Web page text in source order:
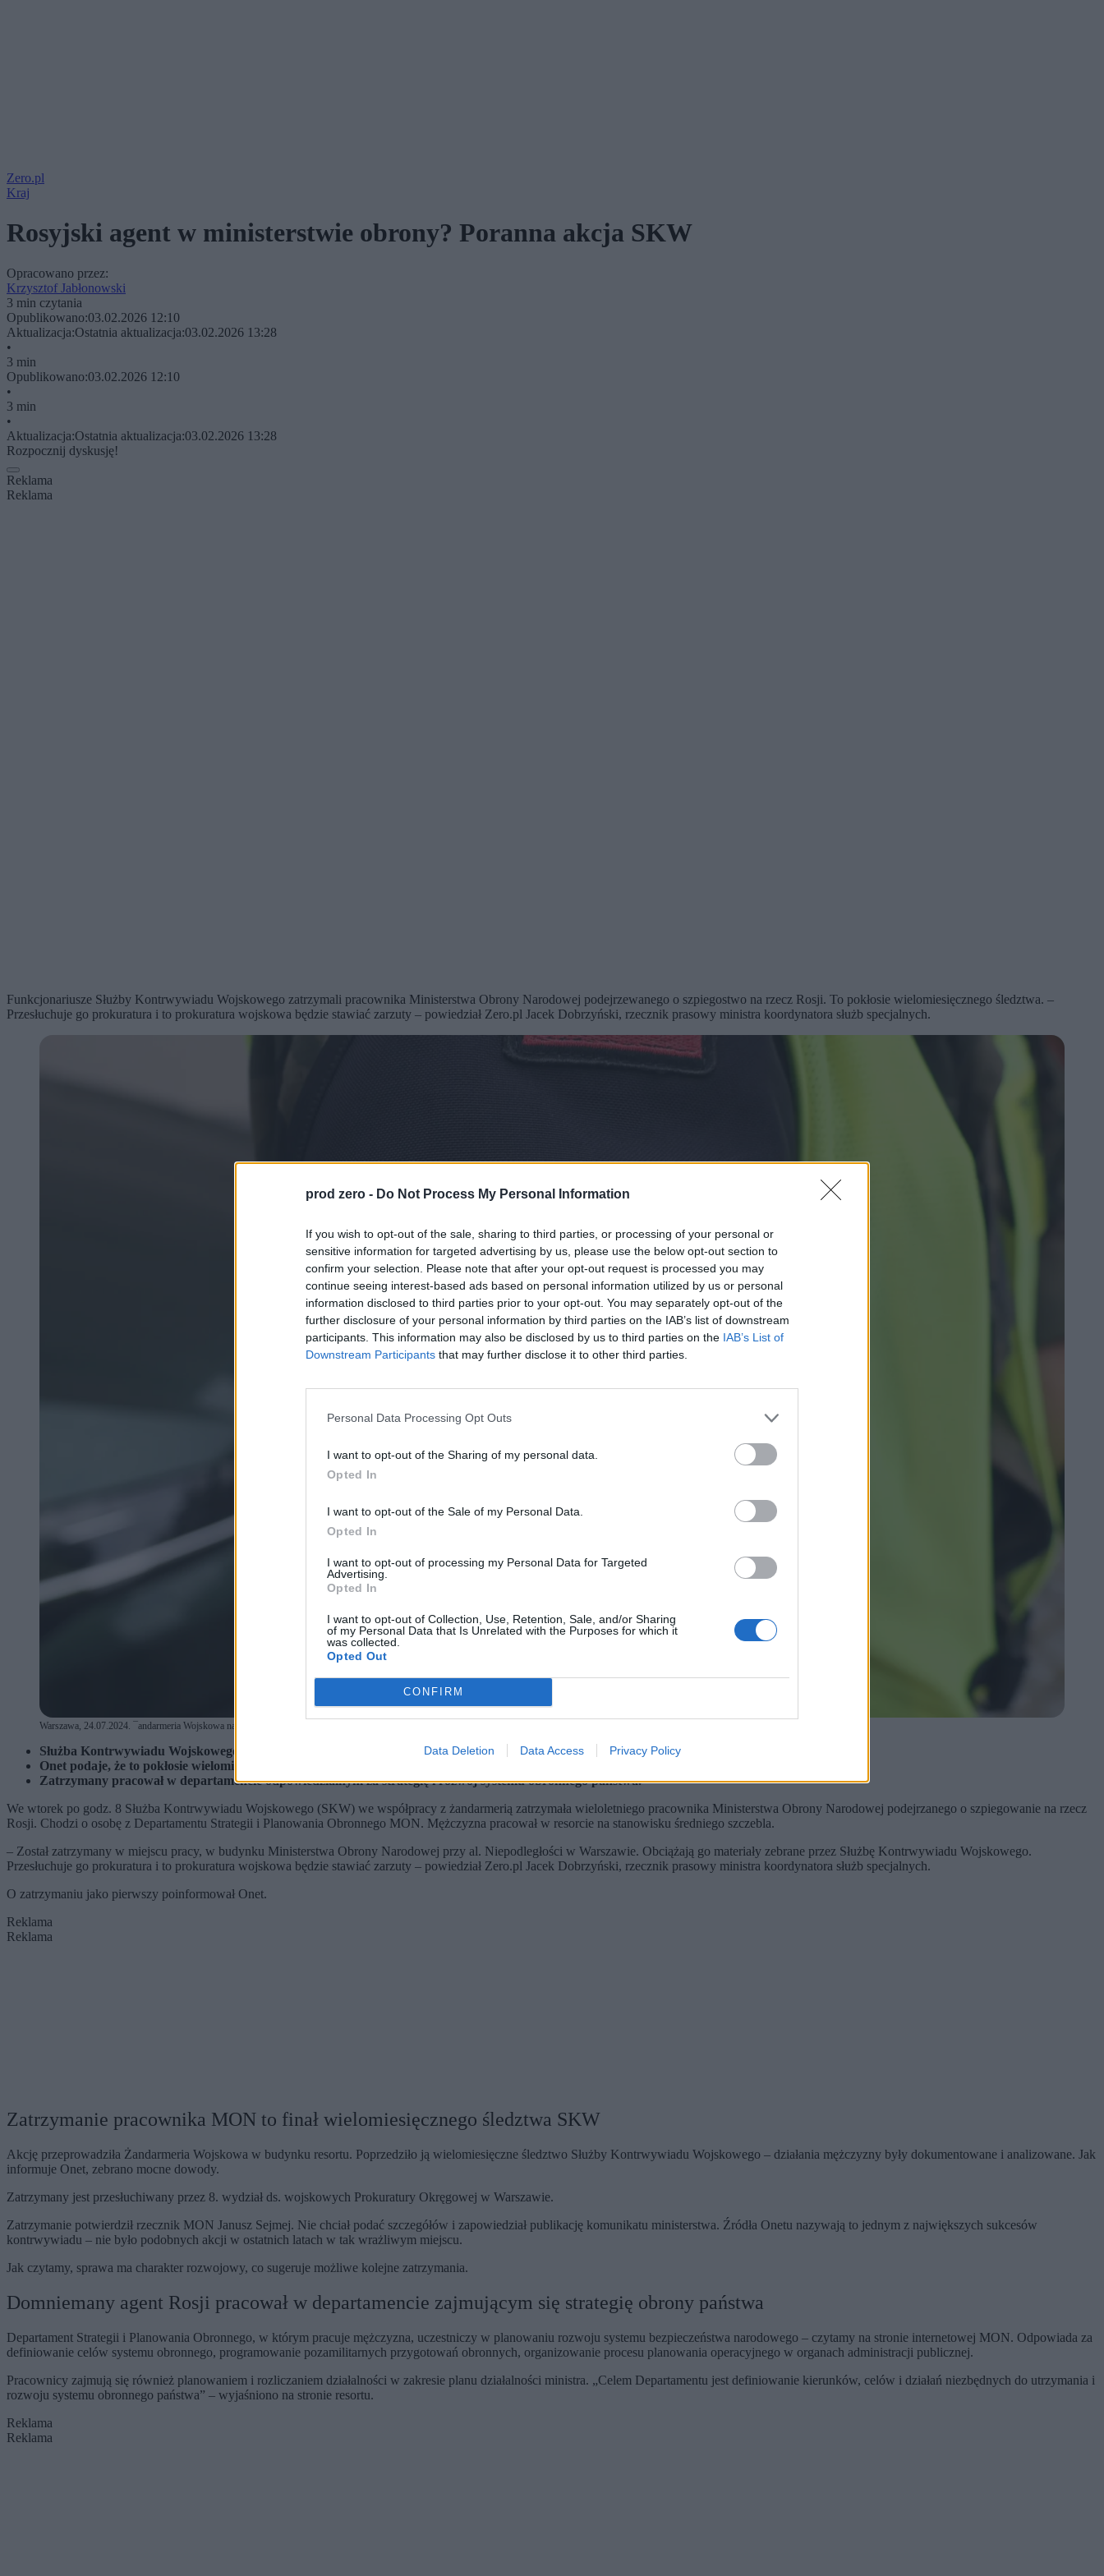
prod zero - Do Not Process My Personal Information
If you wish to opt-out of the sale, sharing to third parties, or processing of your personal or
sensitive information for targeted advertising by us, please use the below opt-out section to
confirm your selection. Please note that after your opt-out request is processed you may
continue seeing interest-based ads based on personal information utilized by us or personal
information disclosed to third parties prior to your opt-out. You may separately opt-out of the
further disclosure of your personal information by third parties on the IAB’s list of downstream
participants. This information may also be disclosed by us to third parties on the IAB’s List of
Downstream Participants that may further disclose it to other third parties.
Personal Data Processing Opt Outs
I want to opt-out of the Sharing of my personal data.
Opted In
I want to opt-out of the Sale of my Personal Data.
Opted In
I want to opt-out of processing my Personal Data for Targeted
Advertising.
Opted In
I want to opt-out of Collection, Use, Retention, Sale, and/or Sharing
of my Personal Data that Is Unrelated with the Purposes for which it
was collected.
Opted Out
CONFIRM
Data Deletion Data Access Privacy Policy
Zero.pl
Kraj
Rosyjski agent w ministerstwie obrony? Poranna akcja SKW
Opracowano przez:
Krzysztof Jabłonowski
3 min czytania
Opublikowano:03.02.2026 12:10
Aktualizacja:Ostatnia aktualizacja:03.02.2026 13:28
•
3 min
Opublikowano:03.02.2026 12:10
•
3 min
•
Aktualizacja:Ostatnia aktualizacja:03.02.2026 13:28
Rozpocznij dyskusję!
Reklama
Reklama
Funkcjonariusze Służby Kontrwywiadu Wojskowego zatrzymali pracownika Ministerstwa Obrony Narodowej podejrzewanego o szpiegostwo na rzecz Rosji. To pokłosie wielomiesięcznego śledztwa. –
Przesłuchuje go prokuratura i to prokuratura wojskowa będzie stawiać zarzuty – powiedział Zero.pl Jacek Dobrzyński, rzecznik prasowy ministra koordynatora służb specjalnych.
Warszawa, 24.07.2024. ¯andarmeria Wojskowa na jednej z ulic w Warszawie, 24 bm. (az/zkoc) PAP/ Albert Zawada
Służba Kontrwywiadu Wojskowego zatrzymała pracownika Ministerstwa Obrony Narodowej podejrzewanego o szpiegostwo na rzecz Rosji.
Onet podaje, że to pokłosie wielomiesięcznego śledztwa. SKW miało zebrać mocne dowody przeciw mężczyźnie.
Zatrzymany pracował w departamencie odpowiedzialnym za strategię i rozwój systemu obronnego państwa.
We wtorek po godz. 8 Służba Kontrwywiadu Wojskowego (SKW) we współpracy z żandarmerią zatrzymała wieloletniego pracownika Ministerstwa Obrony Narodowej podejrzanego o szpiegowanie na rzecz
Rosji. Chodzi o osobę z Departamentu Strategii i Planowania Obronnego MON. Mężczyzna pracował w resorcie na stanowisku średniego szczebla.
– Został zatrzymany w miejscu pracy, w budynku Ministerstwa Obrony Narodowej przy al. Niepodległości w Warszawie. Obciążają go materiały zebrane przez Służbę Kontrwywiadu Wojskowego.
Przesłuchuje go prokuratura i to prokuratura wojskowa będzie stawiać zarzuty – powiedział Zero.pl Jacek Dobrzyński, rzecznik prasowy ministra koordynatora służb specjalnych.
O zatrzymaniu jako pierwszy poinformował Onet.
Reklama
Reklama
Zatrzymanie pracownika MON to finał wielomiesięcznego śledztwa SKW
Akcję przeprowadziła Żandarmeria Wojskowa w budynku resortu. Poprzedziło ją wielomiesięczne śledztwo Służby Kontrwywiadu Wojskowego – działania mężczyzny były dokumentowane i analizowane. Jak
informuje Onet, zebrano mocne dowody.
Zatrzymany jest przesłuchiwany przez 8. wydział ds. wojskowych Prokuratury Okręgowej w Warszawie.
Zatrzymanie potwierdził rzecznik MON Janusz Sejmej. Nie chciał podać szczegółów i zapowiedział publikację komunikatu ministerstwa. Źródła Onetu nazywają to jednym z największych sukcesów
kontrwywiadu – nie było podobnych akcji w ostatnich latach w tak wrażliwym miejscu.
Jak czytamy, sprawa ma charakter rozwojowy, co sugeruje możliwe kolejne zatrzymania.
Domniemany agent Rosji pracował w departamencie zajmującym się strategię obrony państwa
Departament Strategii i Planowania Obronnego, w którym pracuje mężczyzna, uczestniczy w planowaniu rozwoju systemu bezpieczeństwa narodowego – czytamy na stronie internetowej MON. Odpowiada za
definiowanie celów systemu obronnego, programowanie pozamilitarnych przygotowań obronnych, organizowanie procesu planowania operacyjnego w organach administracji publicznej.
Pracownicy zajmują się również planowaniem i rozliczaniem działalności w zakresie planu działalności ministra. „Celem Departamentu jest definiowanie kierunków, celów i działań niezbędnych do utrzymania i
rozwoju systemu obronnego państwa” – wyjaśniono na stronie resortu.
Reklama
Reklama